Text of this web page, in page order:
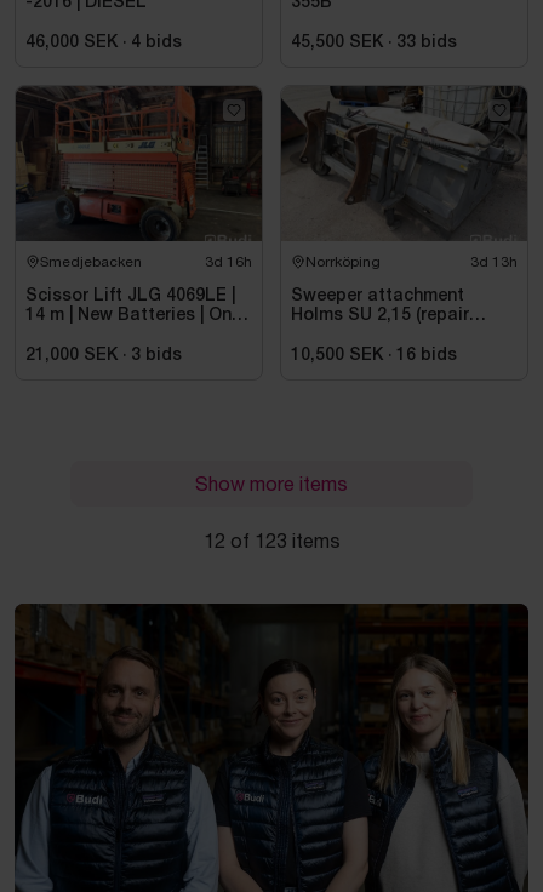
46,000 SEK · 4 bids 45,500 SEK · 33 bids
Smedjebacken 3d 16h
Scissor Lift JLG 4069LE |
14 m | New Batteries | Only
21,000 SEK · 3 bids
Norrköping 3d 13h
Sweeper attachment
Holms SU 2,15 (repair
10,500 SEK · 16 bids
Show more items
12 of 123 items